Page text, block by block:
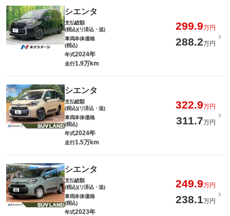
シエンタ
支払総額
(税込)(リ済込・追)
299.9万円
車両本体価格
(税込)
288.2万円
年式2024年
走行1.9万km
シエンタ
支払総額
(税込)(リ済込・追)
322.9万円
車両本体価格
(税込)
311.7万円
年式2024年
走行1.5万km
シエンタ
支払総額
(税込)(リ済込・追)
249.9万円
車両本体価格
(税込)
238.1万円
年式2023年